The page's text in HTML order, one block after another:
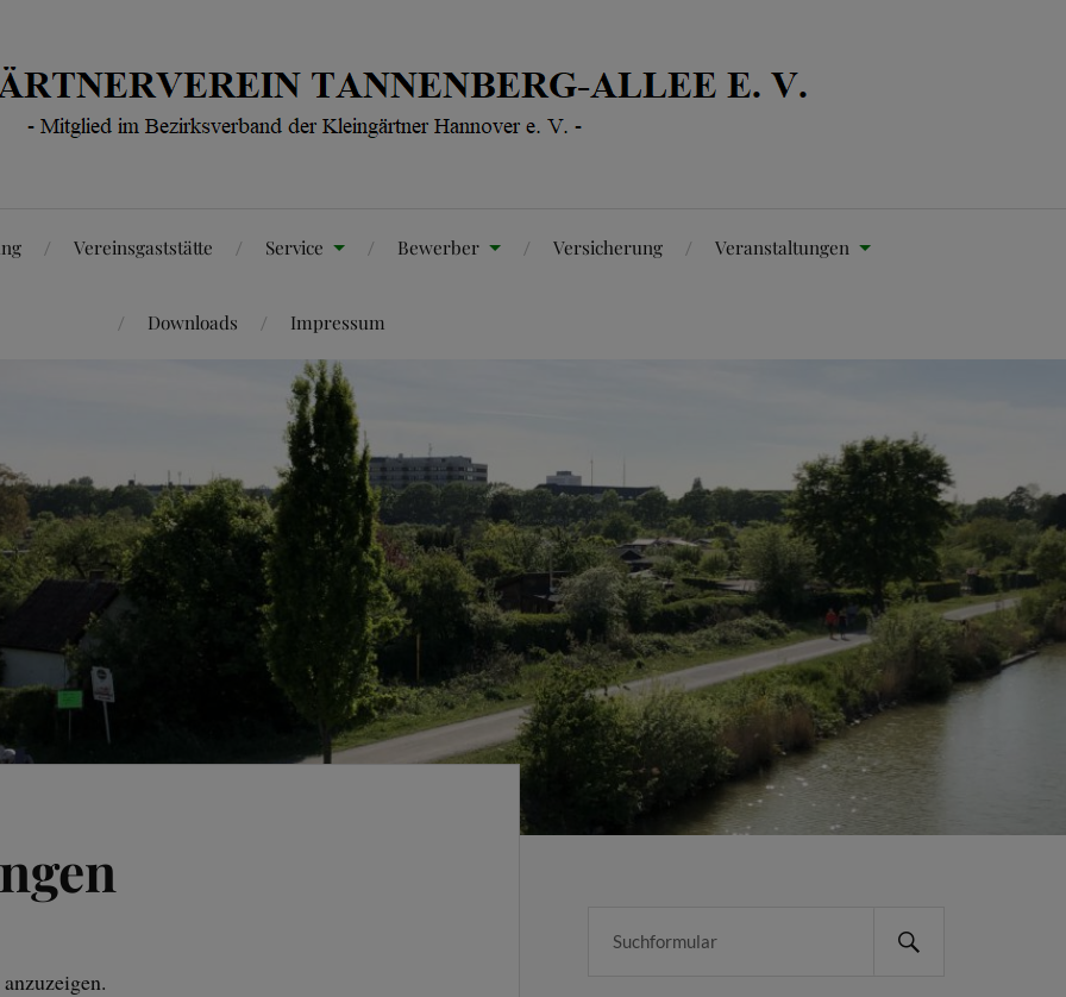
Vereinsgaststätte Service Bewerber Versicherung Veranstaltungen
Downloads Impressum